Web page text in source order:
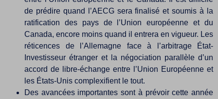
de prédire quand l’AECG sera finalisé et soumis à la
ratification des pays de l’Union européenne et du
Canada, encore moins quand il entrera en vigueur. Les
réticences de l’Allemagne face à l’arbitrage État-
Investisseur étranger et la négociation parallèle d’un
accord de libre-échange entre l’Union Européenne et
les États-Unis complexifient le tout.
Des avancées importantes sont à prévoir cette année